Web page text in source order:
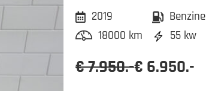
2019
Benzine
18000 km
55 kw
€ 7.950.-€ 6.950.-